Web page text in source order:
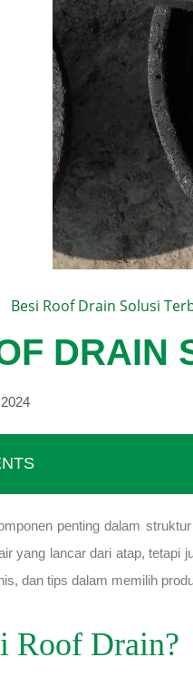
Besi Roof Drain Solusi
DRAIN
penting dalam
yang lancar dari atap, tetapi
dan tips dalam memilih
Roof Drain?